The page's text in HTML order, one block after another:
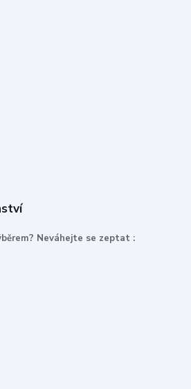
Neváhejte se zeptat :